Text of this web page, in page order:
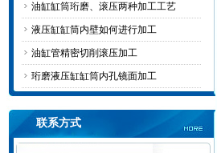
油缸缸筒珩磨、滚压两种加工工艺
液压缸缸筒内壁如何进行加工
油缸管精密切削滚压加工
珩磨液压缸缸筒内孔镜面加工
联系方式